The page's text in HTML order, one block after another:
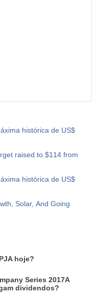
histórica de US$
raised to $114 from
histórica de US$
Solar, And Going
hoje?
Series 2017A
dividendos?